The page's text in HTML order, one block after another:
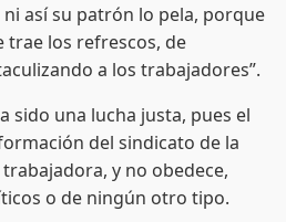
así su patrón lo pela, porque
trae los refrescos, de
a los trabajadores”.
una lucha justa, pues el
del sindicato de la
y no obedece,
o de ningún otro tipo.